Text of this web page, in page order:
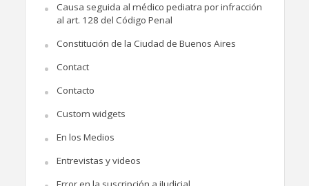
Causa seguida al médico pediatra por infracción
al art. 128 del Código Penal
Constitución de la Ciudad de Buenos Aires
Contact
Contacto
Custom widgets
En los Medios
Entrevistas y videos